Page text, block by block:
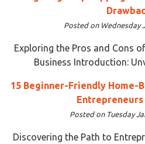
Posted on Wednesday
Exploring the Pros and Cons
Business Introduction:
15 Beginner-Friendly Home-
Entrepreneurs
Posted on Tuesday
Discovering the Path to